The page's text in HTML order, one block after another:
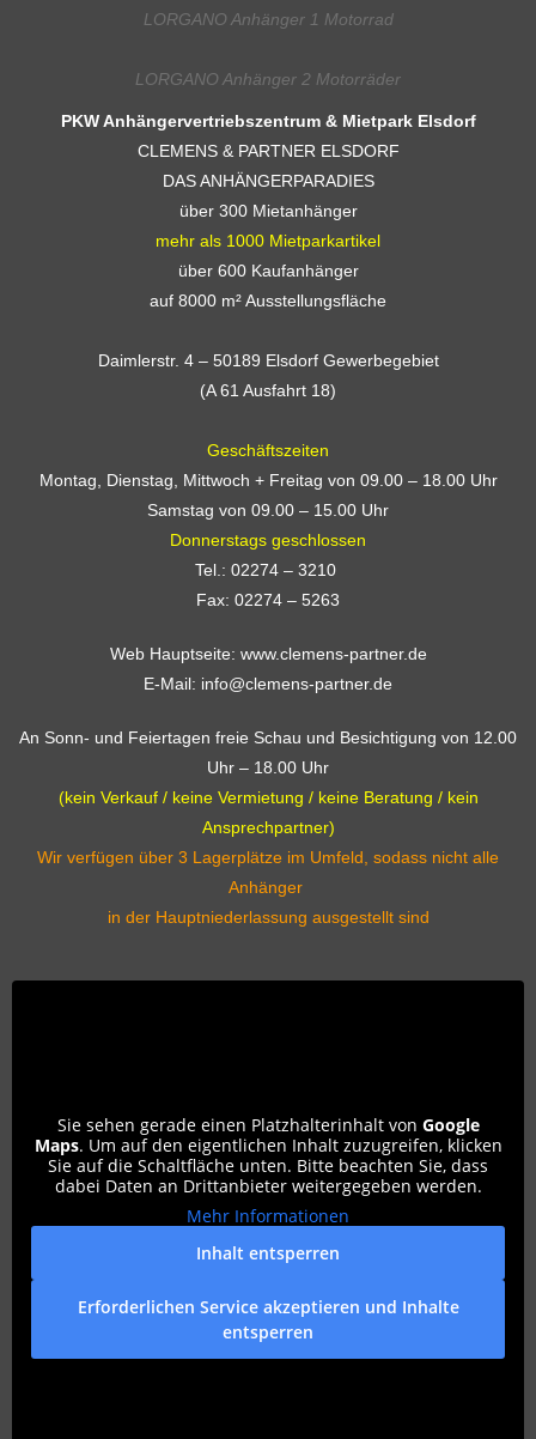
LORGANO Anhänger 1 Motorrad
LORGANO Anhänger 2 Motorräder
PKW Anhängervertriebszentrum & Mietpark Elsdorf
CLEMENS & PARTNER ELSDORF
DAS ANHÄNGERPARADIES
über 300 Mietanhänger
mehr als 1000 Mietparkartikel
über 600 Kaufanhänger
auf 8000 m² Ausstellungsfläche
Daimlerstr. 4 – 50189 Elsdorf Gewerbegebiet
(A 61 Ausfahrt 18)
Geschäftszeiten
Montag, Dienstag, Mittwoch + Freitag von 09.00 – 18.00 Uhr
Samstag von 09.00 – 15.00 Uhr
Donnerstags geschlossen
Tel.: 02274 – 3210
Fax: 02274 – 5263
Web Hauptseite: www.clemens-partner.de
E-Mail: info@clemens-partner.de
An Sonn- und Feiertagen freie Schau und Besichtigung von 12.00
Uhr – 18.00 Uhr
(kein Verkauf / keine Vermietung / keine Beratung / kein
Ansprechpartner)
Wir verfügen über 3 Lagerplätze im Umfeld, sodass nicht alle
Anhänger
in der Hauptniederlassung ausgestellt sind
Sie sehen gerade einen Platzhalterinhalt von Google
Maps. Um auf den eigentlichen Inhalt zuzugreifen, klicken
Sie auf die Schaltfläche unten. Bitte beachten Sie, dass
dabei Daten an Drittanbieter weitergegeben werden.
Mehr Informationen
Inhalt entsperren
Erforderlichen Service akzeptieren und Inhalte
entsperren